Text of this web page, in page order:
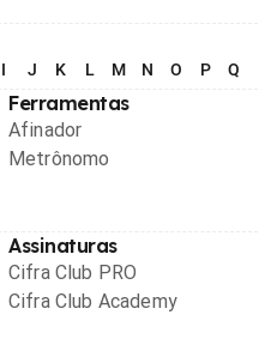
I J K L M N O P Q
Ferramentas
Afinador
Metrônomo
Assinaturas
Cifra Club PRO
Cifra Club Academy